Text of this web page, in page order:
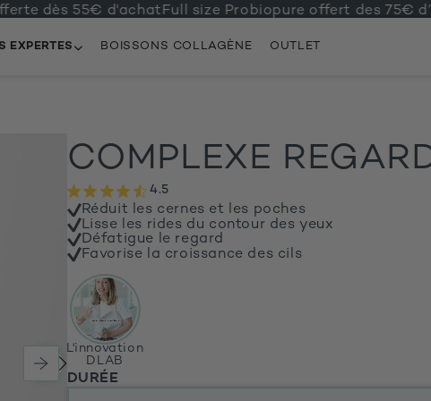
dès 55€ d'achatFull size Probiopure offert des 75€
EXPERTES BOISSONS COLLAGÈNE OUTLET
COMPLEXE
4.5
Réduit les cernes et les poches
Lisse les rides du contour des yeux
Défatigue le regard
Favorise la croissance des cils
L'innovation
DLAB
DURÉE